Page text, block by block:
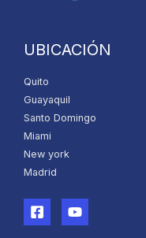
UBICACIÓN
Quito
Guayaquil
Santo Domingo
Miami
New york
Madrid